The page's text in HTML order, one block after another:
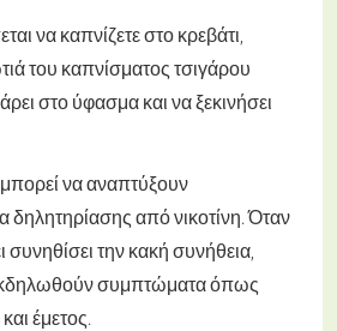
να καπνίζετε στο κρεβάτι,
του καπνίσματος τσιγάρου
στο ύφασμα και να ξεκινήσει
να αναπτύξουν
από νικοτίνη. Όταν
συνηθίσει την κακή συνήθεια,
συμπτώματα όπως
έμετος.